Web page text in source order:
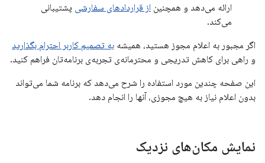
ارائه می‌دهد و همچنین از قراردادهای سفارشی پشتیبانی
می‌کند.
اگر مجبور به اعلام مجوز هستید، همیشه به تصمیم کاربر احترام بگذارید
و راهی برای کاهش تدریجی و محترمانه‌ی تجربه‌ی برنامه‌تان فراهم کنید.
این صفحه چندین مورد استفاده را شرح می‌دهد که برنامه شما می‌تواند
بدون اعلام نیاز به هیچ مجوزی، آنها را انجام دهد.
نمایش مکان‌های نزدیک